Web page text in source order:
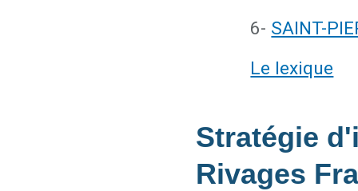
6- SAINT-
Le lexique
Stratégie
Rivages